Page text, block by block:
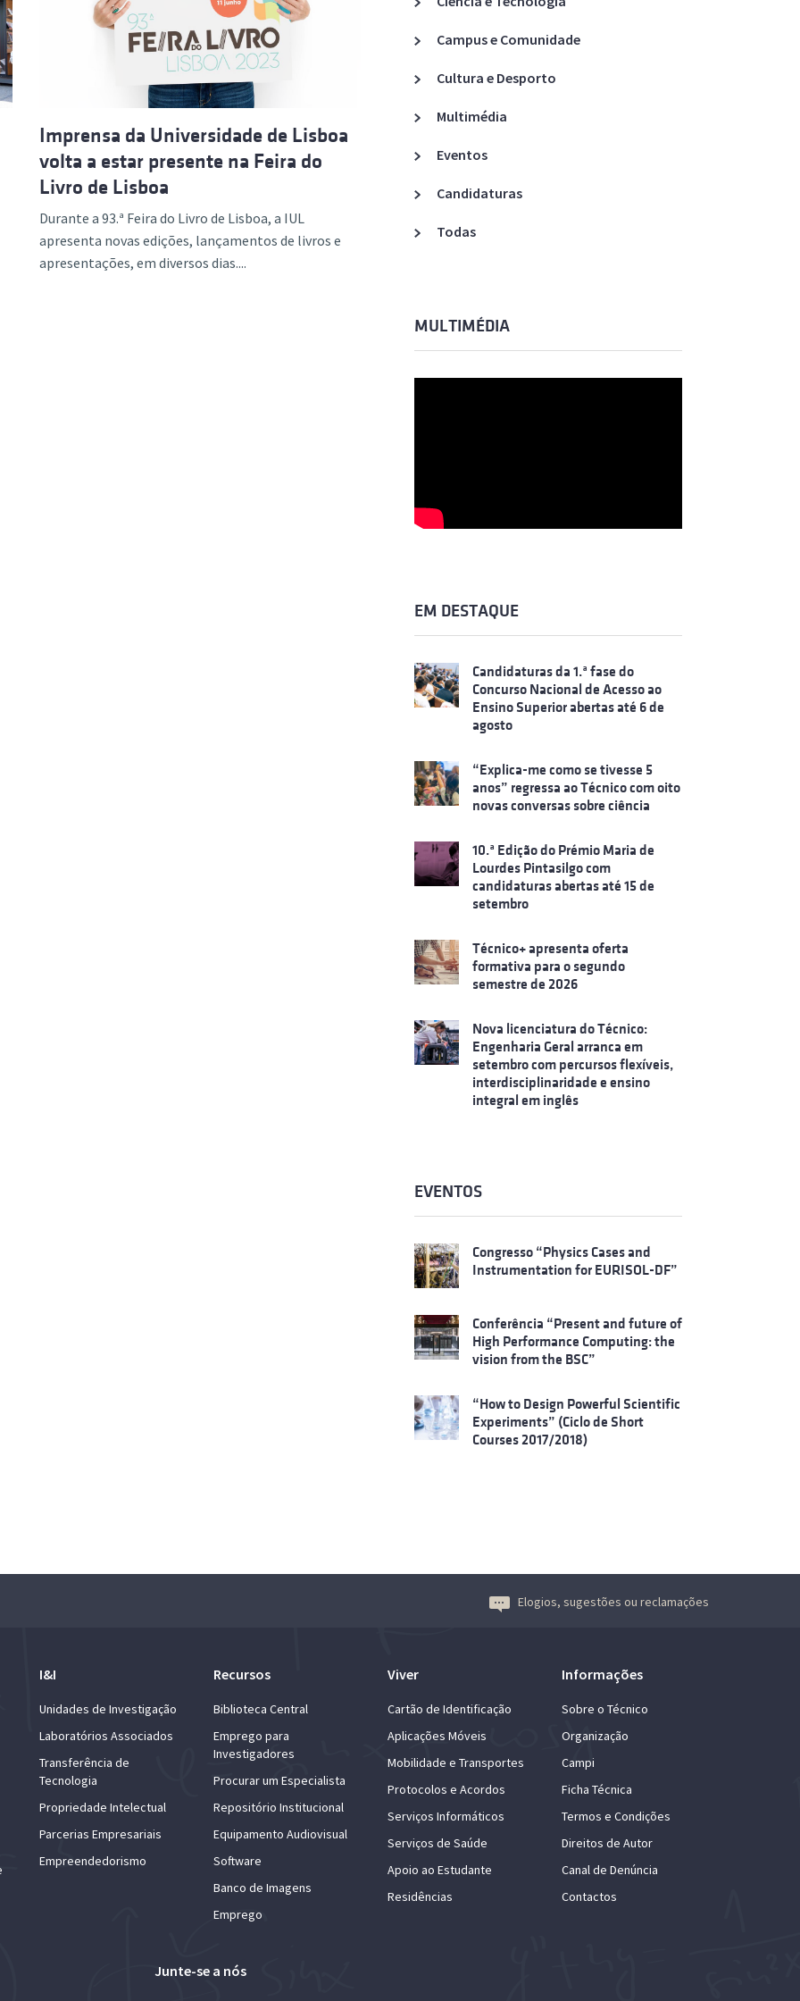
Avançada
Acreditações A3ES
Imprensa da Universidade de Lisboa
volta a estar presente na Feira do
Livro de Lisboa
Durante a 93.ª Feira do Livro de Lisboa, a IUL
apresenta novas edições, lançamentos de livros e
apresentações, em diversos dias....
Campus e Comunidade
Cultura e Desporto
Multimédia
Eventos
Candidaturas
Todas
MULTIMÉDIA
EM DESTAQUE
Candidaturas da 1.ª fase do
Concurso Nacional de Acesso ao
Ensino Superior abertas até 6 de
agosto
“Explica-me como se tivesse 5
anos” regressa ao Técnico com oito
novas conversas sobre ciência
10.ª Edição do Prémio Maria de
Lourdes Pintasilgo com
candidaturas abertas até 15 de
setembro
Técnico+ apresenta oferta
formativa para o segundo
semestre de 2026
Nova licenciatura do Técnico:
Engenharia Geral arranca em
setembro com percursos flexíveis,
interdisciplinaridade e ensino
integral em inglês
EVENTOS
Congresso “Physics Cases and
Instrumentation for EURISOL-DF”
Conferência “Present and future of
High Performance Computing: the
vision from the BSC”
“How to Design Powerful Scientific
Experiments” (Ciclo de Short
Courses 2017/2018)
Elogios, sugestões ou reclamações
I&I
Unidades de Investigação
Laboratórios Associados
Transferência de
Tecnologia
Propriedade Intelectual
Parcerias Empresariais
Empreendedorismo
Recursos
Biblioteca Central
Emprego para
Investigadores
Procurar um Especialista
Repositório Institucional
Equipamento Audiovisual
Software
Banco de Imagens
Emprego
Viver
Cartão de Identificação
Aplicações Móveis
Mobilidade e Transportes
Protocolos e Acordos
Serviços Informáticos
Serviços de Saúde
Apoio ao Estudante
Residências
Informações
Sobre o Técnico
Organização
Campi
Ficha Técnica
Termos e Condições
Direitos de Autor
Canal de Denúncia
Contactos
Junte-se a nós